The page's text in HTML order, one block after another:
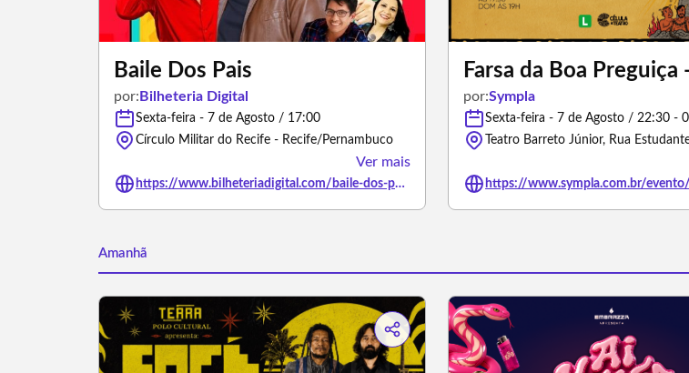
Baile Dos Pais
por: Bilheteria Digital
Sexta-feira - 7 de Agosto / 17:00
Círculo Militar do Recife - Recife/Pernambuco
Ver mais
https://www.bilheteriadigital.com/baile-dos-pais-07-de-agosto
Farsa da Boa
por:Sympla
Sexta-feira - 7 de Agosto / 22:30 -
Amanhã